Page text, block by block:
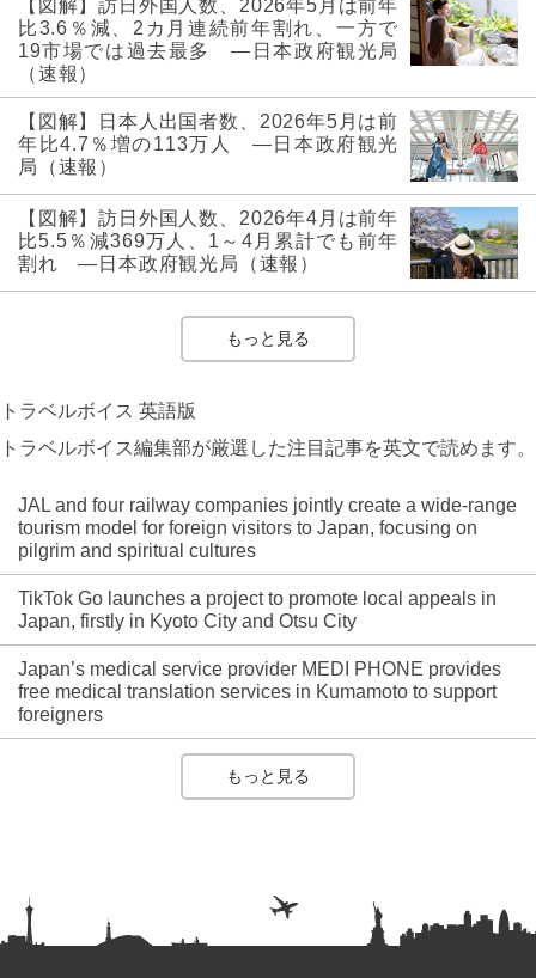
【図解】訪日外国人数、2026年5月は前年
比3.6％減、2カ月連続前年割れ、一方で
19市場では過去最多 ―日本政府観光局
（速報）
【図解】日本人出国者数、2026年5月は前
年比4.7％増の113万人 ―日本政府観光
局（速報）
【図解】訪日外国人数、2026年4月は前年
比5.5％減369万人、1～4月累計でも前年
割れ ―日本政府観光局（速報）
もっと見る
トラベルボイス 英語版
トラベルボイス編集部が厳選した注目記事を英文で読めます。
JAL and four railway companies jointly create a wide-range
tourism model for foreign visitors to Japan, focusing on
pilgrim and spiritual cultures
TikTok Go launches a project to promote local appeals in
Japan, firstly in Kyoto City and Otsu City
Japan’s medical service provider MEDI PHONE provides
free medical translation services in Kumamoto to support
foreigners
もっと見る